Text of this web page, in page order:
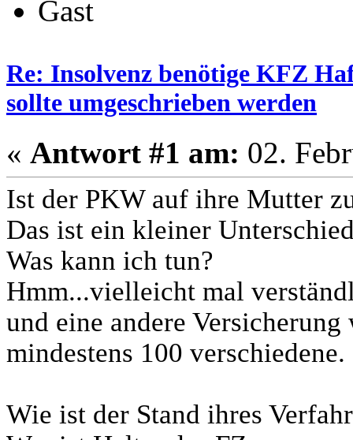
Gast
Re: Insolvenz benötige KFZ
sollte umgeschrieben werden
« Antwort #1 am: 02.
Ist der PKW auf ihre Mutter
Das ist ein kleiner
Was kann ich tun?
Hmm...vielleicht mal
und eine andere
mindestens 100 verschiedene.
Wie ist der Stand ihres